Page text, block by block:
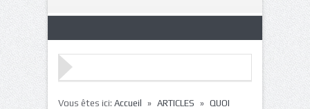
Vous êtes ici: Accueil » ARTICLES » QUOI